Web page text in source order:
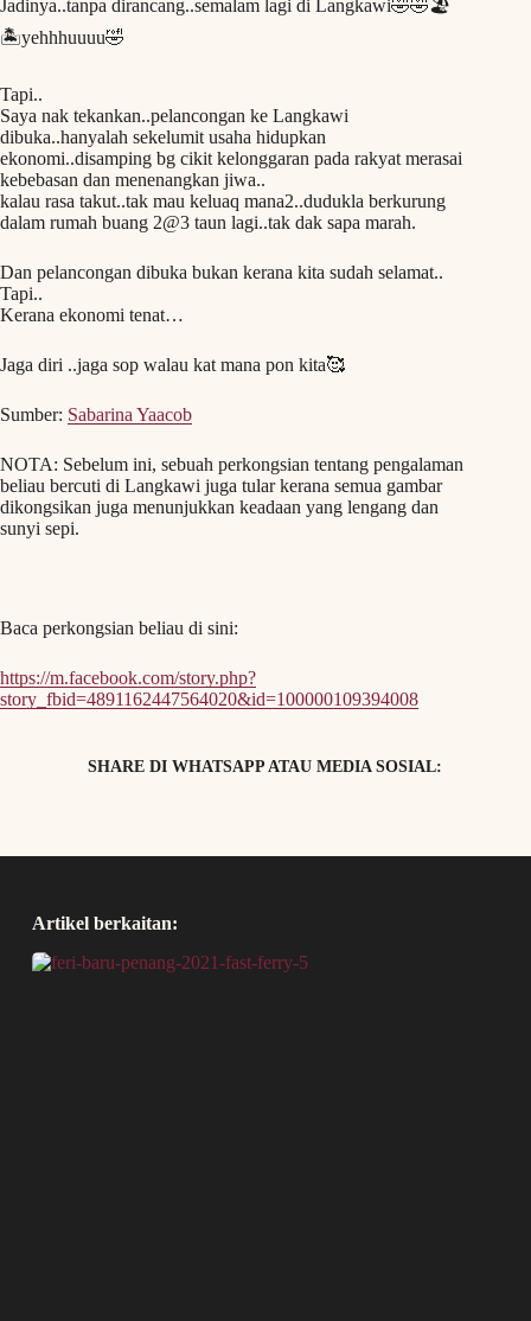
Jadinya..tanpa dirancang..semalam lagi di Langkawi🤣🤣🏖️
🏝️yehhhuuuu🤣
Tapi..
Saya nak tekankan..pelancongan ke Langkawi
dibuka..hanyalah sekelumit usaha hidupkan
ekonomi..disamping bg cikit kelonggaran pada rakyat merasai
kebebasan dan menenangkan jiwa..
kalau rasa takut..tak mau keluaq mana2..dudukla berkurung
dalam rumah buang 2@3 taun lagi..tak dak sapa marah.
Dan pelancongan dibuka bukan kerana kita sudah selamat..
Tapi..
Kerana ekonomi tenat…
Jaga diri ..jaga sop walau kat mana pon kita🥰
Sumber: Sabarina Yaacob
NOTA: Sebelum ini, sebuah perkongsian tentang pengalaman
beliau bercuti di Langkawi juga tular kerana semua gambar
dikongsikan juga menunjukkan keadaan yang lengang dan
sunyi sepi.
Baca perkongsian beliau di sini:
https://m.facebook.com/story.php?
story_fbid=4891162447564020&id=100000109394008
SHARE DI WHATSAPP ATAU MEDIA SOSIAL:
Artikel berkaitan: